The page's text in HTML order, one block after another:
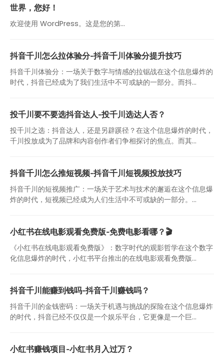
世界，您好！
欢迎使用 WordPress。这是您的第…
抖音千川怎么拉体验分-抖音千川体验分提升技巧
抖音千川体验分：一场关于数字与情感的拉锯战在这个信息爆炸的
时代，抖音已经成为了我们生活中不可或缺的一部分。而抖...
投千川要不要选抖音达人-投千川选达人否？
投千川之选：抖音达人，还是另辟蹊径？在这个信息爆炸的时代，
千川投放成为了品牌和内容创作者们争相探讨的焦点。而其...
抖音千川怎么推短视频-抖音千川短视频投放技巧
抖音千川的短视频推广：一场关于艺术与技术的邂逅在这个信息爆
炸的时代，短视频已经成为人们生活中不可或缺的一部分。...
小红书在线电影观看免费版-免费电影看哪？🎬
《小红书在线电影观看免费版》：数字时代的观影哲学在这个数字
化信息爆炸的时代，小红书平台推出的在线电影观看免费版...
抖音千川能赚到钱吗-抖音千川赚钱吗？
抖音千川的金钱密码：一场关于机遇与挑战的探险在这个信息爆炸
的时代，抖音已经不仅仅是一个娱乐平台，它更像是一个巨...
小红书赚钱项目-小红书月入过万？